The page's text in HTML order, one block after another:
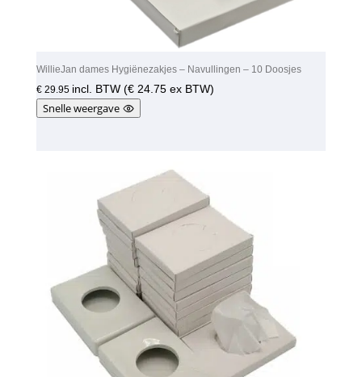
WillieJan dames Hygiënezakjes – Navullingen – 10 Doosjes
€29.95 incl. BTW (€24.75ex BTW)
Snelle weergave